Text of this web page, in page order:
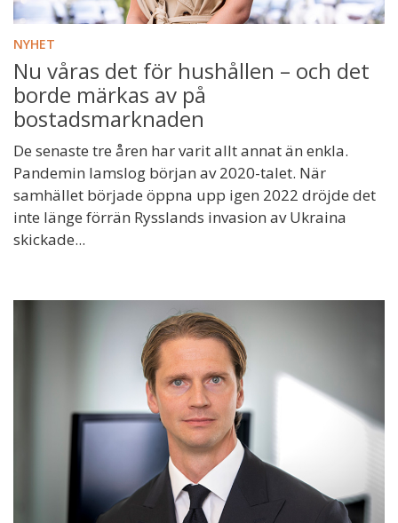
NYHET
Nu våras det för hushållen – och det
borde märkas av på
bostadsmarknaden
De senaste tre åren har varit allt annat än enkla.
Pandemin lamslog början av 2020-talet. När
samhället började öppna upp igen 2022 dröjde det
inte länge förrän Rysslands invasion av Ukraina
skickade...